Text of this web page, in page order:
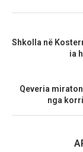
Shkolla në
ia
Qeveria
nga